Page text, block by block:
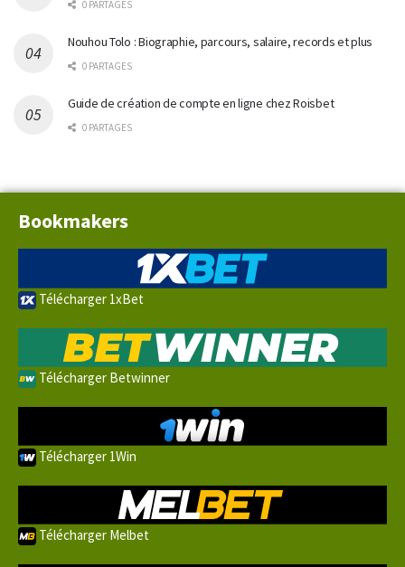
0 PARTAGES
Nouhou Tolo : Biographie, parcours, salaire, records et plus
0 PARTAGES
Guide de création de compte en ligne chez Roisbet
0 PARTAGES
Bookmakers
Télécharger 1xBet
Télécharger Betwinner
Télécharger 1Win
Télécharger Melbet